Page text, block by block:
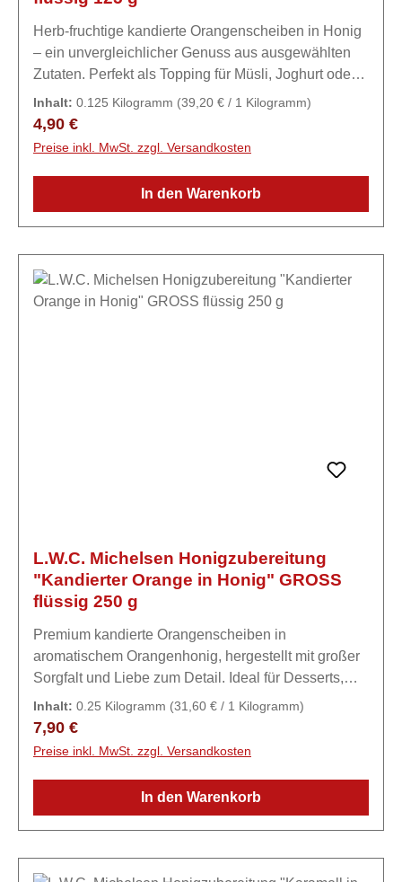
Herb-fruchtige kandierte Orangenscheiben in Honig
– ein unvergleichlicher Genuss aus ausgewählten
Zutaten. Perfekt als Topping für Müsli, Joghurt oder
als besondere Zutat in Marinaden und
Saucen.Zutaten93% Honig, 6% kandierte
Natriummetabisulfit), natürliches Blutorangen-
Aroma.
Inhalt: 0.125 Kilogramm (39,20 € / 1 Kilogramm)
Regulärer Preis:
4,90 €
Preise inkl. MwSt. zzgl. Versandkosten
In den Warenkorb
L.W.C. Michelsen Honigzubereitung
"Kandierter Orange in Honig" GROSS
flüssig 250 g
Premium kandierte Orangenscheiben in
aromatischem Orangenhonig, hergestellt mit großer
Sorgfalt und Liebe zum Detail. Ideal für Desserts,
Kuchen, Eiscreme und Käse, sowie zum Verfeinern
von Tee.Zutaten93% Honig, 6% kandierte
Natriummetabisulfit), natürliches Blutorangen-
Aroma.
Inhalt: 0.25 Kilogramm (31,60 € / 1 Kilogramm)
Regulärer Preis:
7,90 €
Preise inkl. MwSt. zzgl. Versandkosten
In den Warenkorb